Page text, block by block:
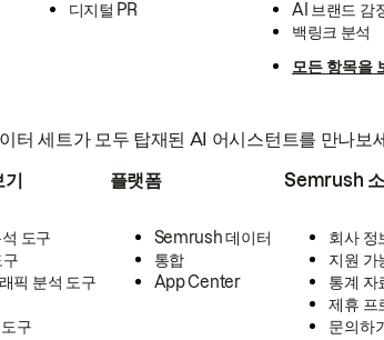
디지털 PR
AI 브랜드 감
백링크 분석
모든 항목을
터 세트가 모두 탑재된 AI 어시스턴트를 만나보
기
도구
구
픽 분석 도구
구
플랫폼
Semrush 데이터
통합
App Center
Semrush
회사 정
지원 가
통계 자
제휴 프
문의하